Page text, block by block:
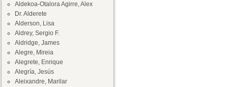
Aldekoa-Otalora Agirre, Alex
Dr. Alderete
Alderson, Lisa
Aldrey, Sergio F.
Aldridge, James
Alegre, Mireia
Alegrete, Enrique
Alegría, Jesús
Aleixandre, Marilar